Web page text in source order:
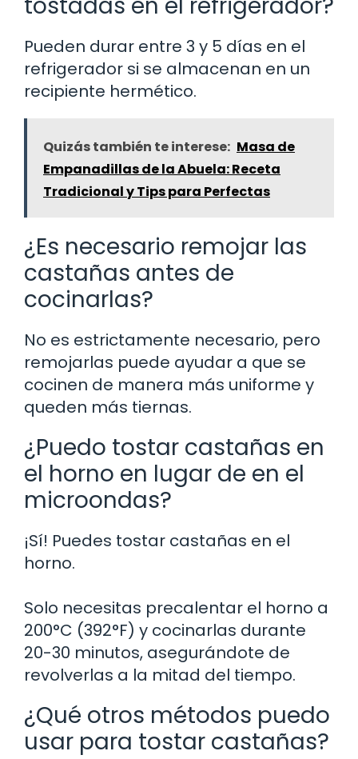
Pueden durar entre 3 y 5 días en el
refrigerador si se almacenan en un
recipiente hermético.
Quizás también te interese: Masa de
Empanadillas de la Abuela: Receta
Tradicional y Tips para Perfectas
¿Es necesario remojar las
castañas antes de
cocinarlas?
No es estrictamente necesario, pero
remojarlas puede ayudar a que se
cocinen de manera más uniforme y
queden más tiernas.
¿Puedo tostar castañas en
el horno en lugar de en el
microondas?
¡Sí! Puedes tostar castañas en el
horno.
Solo necesitas precalentar el horno a
200°C (392°F) y cocinarlas durante
20-30 minutos, asegurándote de
revolverlas a la mitad del tiempo.
¿Qué otros métodos puedo
usar para tostar castañas?